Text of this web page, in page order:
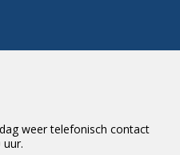
weer telefonisch contact